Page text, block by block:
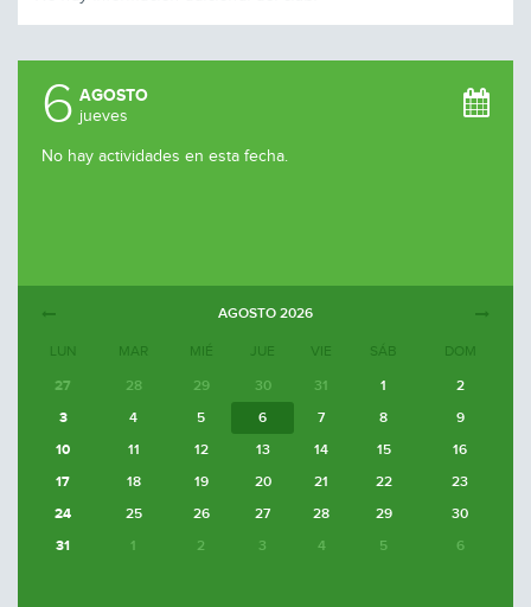
6 AGOSTO
jueves
No hay actividades en esta fecha.
AGOSTO 2026
LUN MAR MIÉ JUE VIE SÁB DOM
27 28 29 30 31 1
2
3
4 5 6 7 8
9
10
11 12 13 14 15
16
17
18 19 20 21 22
23
24
25 26 27 28 29
30
31
1 2 3 4 5 6